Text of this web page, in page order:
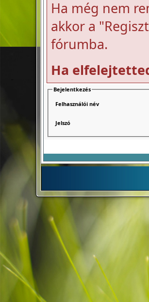
Ha még nem
akkor a
fórumba.
Ha
Bejelentkezés
Felhasználói név
Jelszó